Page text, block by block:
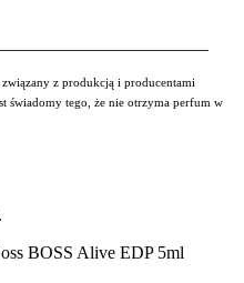
związany z produkcją i producentami
świadomy tego, że nie otrzyma perfum w
BOSS Alive EDP 5ml